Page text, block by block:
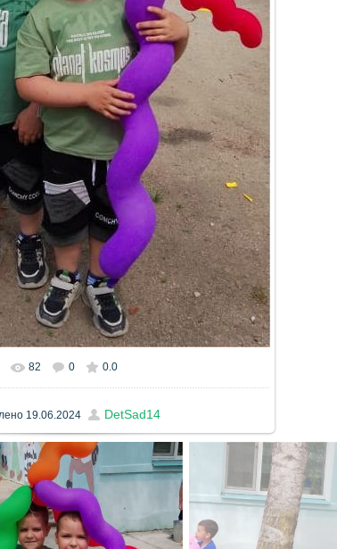
82 0 0.0
19.06.2024 DetSad14